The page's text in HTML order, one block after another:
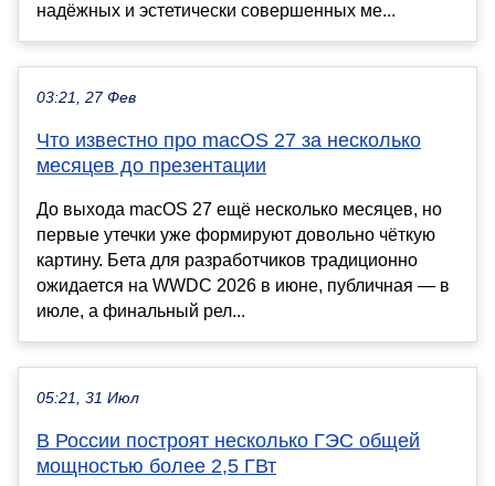
надёжных и эстетически совершенных ме...
03:21, 27 Фев
Что известно про macOS 27 за несколько
месяцев до презентации
До выхода macOS 27 ещё несколько месяцев, но
первые утечки уже формируют довольно чёткую
картину. Бета для разработчиков традиционно
ожидается на WWDC 2026 в июне, публичная — в
июле, а финальный рел...
05:21, 31 Июл
В России построят несколько ГЭС общей
мощностью более 2,5 ГВт